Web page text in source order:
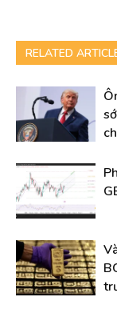
RELATED